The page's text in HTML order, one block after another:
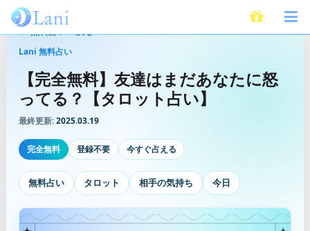
Lani 無料占い
【完全無料】友達はまだあなたに怒
ってる？【タロット占い】
最終更新:2025.03.19
完全無料 登録不要 今すぐ占える
無料占い タロット 相手の気持ち 今日